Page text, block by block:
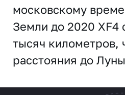
московскому
Земли до 2020 XF4
тысяч километров,
расстояния до